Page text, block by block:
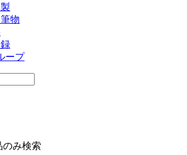
物
ープ
のみ検索